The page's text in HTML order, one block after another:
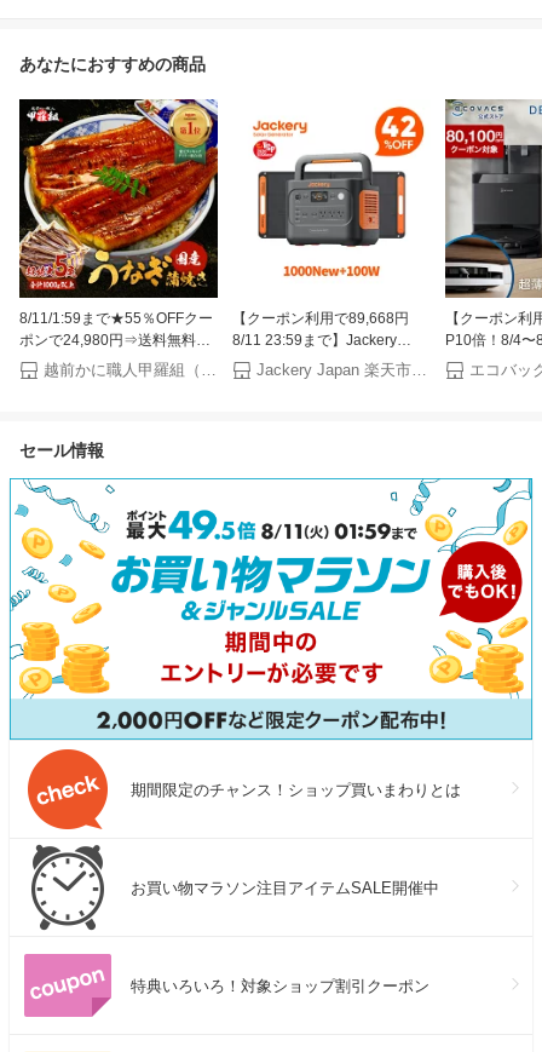
あなたにおすすめの商品
8/11/1:59まで★55％OFFクー
ポンで24,980円⇒送料無料
11,241円！お中元 ギフト 希少
な 国産 うなぎ 蒲焼き 超特大
越前かに職人甲羅組（DENSHOKU）
【クーポン利用で89,668円
8/11 23:59まで】Jackery
Solar Generator 1000 New
1070Wh 100W ポータブル電
UPS機能 太陽光発電 ジャクリ
Jackery Japan 楽天市場店
【クーポン利
P10倍！8/4〜
ット掃除機
OMNI エコバ
ー保証最大
バッグス 母の
セール情報
期間限定のチャンス！ショップ買いまわりとは
お買い物マラソン注目アイテムSALE開催中
特典いろいろ！対象ショップ割引クーポン